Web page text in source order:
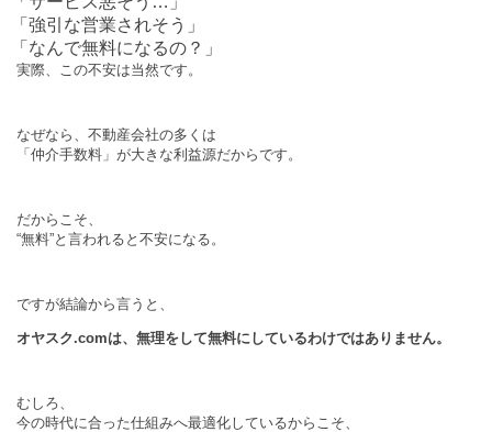
「強引な営業されそう」
「なんで無料になるの？」
実際、この不安は当然です。
なぜなら、不動産会社の多くは
「仲介手数料」が大きな利益源だからです。
だからこそ、
“無料”と言われると不安になる。
ですが結論から言うと、
オヤスク.comは、無理をして無料にしているわけではありません。
むしろ、
今の時代に合った仕組みへ最適化しているからこそ、